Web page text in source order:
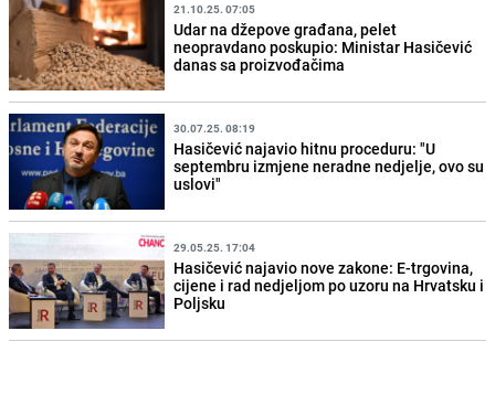
21.10.25. 07:05
Udar na džepove građana, pelet
neopravdano poskupio: Ministar Hasičević
danas sa proizvođačima
30.07.25. 08:19
Hasičević najavio hitnu proceduru: "U
septembru izmjene neradne nedjelje, ovo su
uslovi"
29.05.25. 17:04
Hasičević najavio nove zakone: E-trgovina,
cijene i rad nedjeljom po uzoru na Hrvatsku i
Poljsku